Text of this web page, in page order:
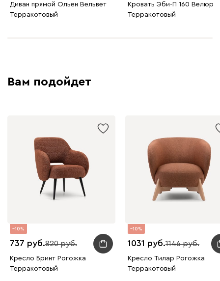
Диван прямой Ольен Вельвет
Терракотовый
Кровать Эби-П 160 Велюр
Терракотовый
Вам подойдет
10
737 820
Кресло Бринт Рогожка
Терракотовый
10
1031 1146
Кресло Тилар Рогожка
Терракотовый